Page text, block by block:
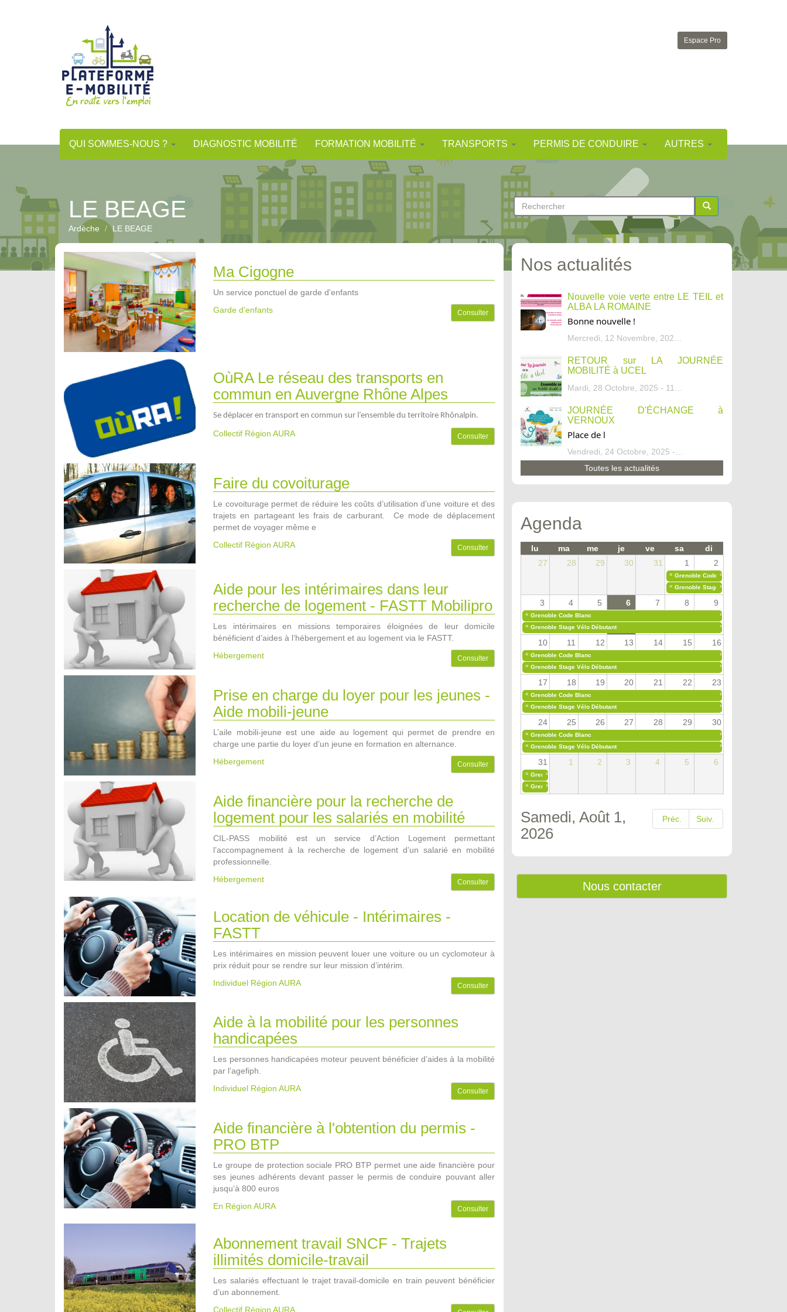
Espace Pro
QUI SOMMES-NOUS ? DIAGNOSTIC MOBILITÉ FORMATION MOBILITÉ TRANSPORTS PERMIS DE CONDUIRE AUTRES
LE BEAGE
Ardèche LE BEAGE
Formulaire
de
recherche
Rechercher
Ma Cigogne
Un service ponctuel de garde d'enfants
Garde d'enfants
Consulter
OùRA Le réseau des transports en
commun en Auvergne Rhône Alpes
Se déplacer en transport en commun sur l’ensemble du territoire Rhônalpin.
Collectif Région AURA Consulter
Faire du covoiturage
Le covoiturage permet de réduire les coûts d’utilisation d’une voiture et des
trajets en partageant les frais de carburant. Ce mode de déplacement
permet de voyager même e
Collectif Région AURA
Consulter
Aide pour les intérimaires dans leur
recherche de logement - FASTT Mobilipro
Les intérimaires en missions temporaires éloignées de leur domicile
bénéficient d’aides à l’hébergement et au logement via le FASTT.
Hébergement
Consulter
Prise en charge du loyer pour les jeunes -
Aide mobili-jeune
L’aile mobili-jeune est une aide au logement qui permet de prendre en
charge une partie du loyer d’un jeune en formation en alternance.
Hébergement
Consulter
Aide financière pour la recherche de
logement pour les salariés en mobilité
CIL-PASS mobilité est un service d’Action Logement permettant
l’accompagnement à la recherche de logement d’un salarié en mobilité
professionnelle.
Hébergement
Consulter
Location de véhicule - Intérimaires -
FASTT
Les intérimaires en mission peuvent louer une voiture ou un cyclomoteur à
prix réduit pour se rendre sur leur mission d’intérim.
Individuel Région AURA
Consulter
Aide à la mobilité pour les personnes
handicapées
Les personnes handicapées moteur peuvent bénéficier d’aides à la mobilité
par l’agefiph.
Individuel Région AURA
Consulter
Aide financière à l'obtention du permis -
PRO BTP
Le groupe de protection sociale PRO BTP permet une aide financière pour
ses jeunes adhérents devant passer le permis de conduire pouvant aller
jusqu’à 800 euros
En Région AURA
Consulter
Abonnement travail SNCF - Trajets
illimités domicile-travail
Les salariés effectuant le trajet travail-domicile en train peuvent bénéficier
d’un abonnement.
Collectif Région AURA
Nos actualités
Nouvelle voie verte entre LE TEIL et
ALBA LA ROMAINE
Bonne nouvelle !
RETOUR sur LA JOURNÉE
MOBILITÉ à UCEL
JOURNÉE D'ÉCHANGE à
VERNOUX
Place de l
Toutes les actualités
Agenda
lu ma me je ve sa
di
27
28 29 30 31 1 2
« Grenoble Code Blanc
»
« Grenoble Stage Vélo Débutant
»
3 4 5 6 7 8 9
« Grenoble Code Blanc
»
« Grenoble Stage Vélo Débutant »
10 11 12 13 14 15 16
« Grenoble Code Blanc
»
« Grenoble Stage Vélo Débutant »
17 18 19 20 21 22 23
« Grenoble Code Blanc
»
« Grenoble Stage Vélo Débutant »
24 25 26 27 28 29 30
« Grenoble Code Blanc
»
« Grenoble Stage Vélo Débutant »
31 1 2 3 4 5 6
« Grenoble Code Blanc
»
« Grenoble Stage Vélo Débutant
»
Préc. Suiv.
Samedi, Août 1,
2026
Nous contacter